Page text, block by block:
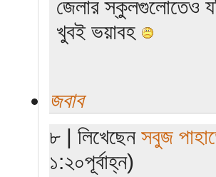
জেলার স্কুলগুলোতেও
খুবই ভয়াবহ
জবাব
৮ | লিখেছেন সবুজ
১:২০পূর্বাহ্ন)